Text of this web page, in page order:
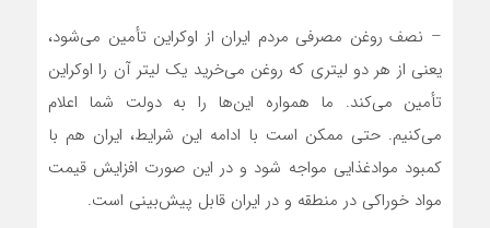
– نصف روغن مصرفی مردم ایران از اوکراین تأمین می‌شود،
یعنی از هر دو لیتری که روغن می‌خرید یک لیتر آن را اوکراین
تأمین می‌کند. ما همواره این‌ها را به دولت شما اعلام
می‌کنیم. حتی ممکن است با ادامه این شرایط، ایران هم با
کمبود موادغذایی مواجه شود و در این صورت افزایش قیمت
مواد خوراکی در منطقه و در ایران قابل پیش‌بینی است.